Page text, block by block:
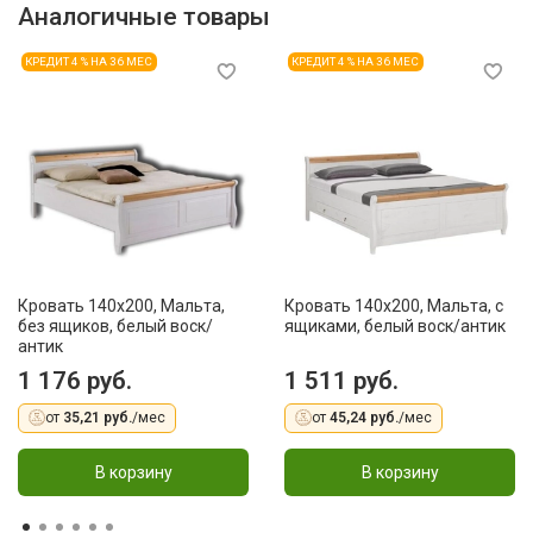
Аналогичные товары
КРЕДИТ 4 % НА 36 МЕС
Кровать 140x200, Мальта,
без ящиков, белый воск/
антик
1 176 руб.
от 35,21 руб./мес
В корзину
КРЕДИТ 4 % НА 36 МЕС
Кровать 140x200, Мальта, с
ящиками, белый воск/антик
1 511 руб.
от 45,24 руб./мес
В корзину